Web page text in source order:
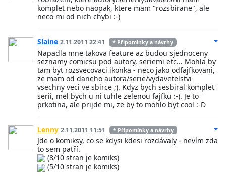
komplet nebo naopak, ktere mam "rozsbirane", ale
neco mi od nich chybi :-)
Slaine 2.11.2011 22:41 * Připomínky a návrhy
Napadla mne takova feature az budou sjednoceny
seznamy comicsu pod autory, seriemi etc... Mohla by
tam byt rozsvecovaci ikonka - neco jako odfajfkovani,
ze mam od daneho autora/serie/vydavetelstvi
vsechny veci ve sbirce ;). Kdyz bych sesbiral komplet
serii, mel bych u ni tuhle zelenou fajfku :-). Je to
prkotina, ale prijde mi, ze by to mohlo byt cool :-D
Lenny 2.11.2011 11:51 * Připomínky a návrhy
Jde o komiksy, co se kdysi kdesi rozdávaly - nevím zda
to sem patří.
(8/10 stran je komiks)
(5/10 stran je komiks)